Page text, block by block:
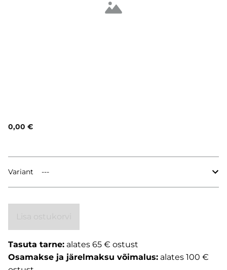
0,00 €
Variant
Tasuta tarne: alates 65 € ostust
Osamakse ja järelmaksu võimalus: alates 100 €